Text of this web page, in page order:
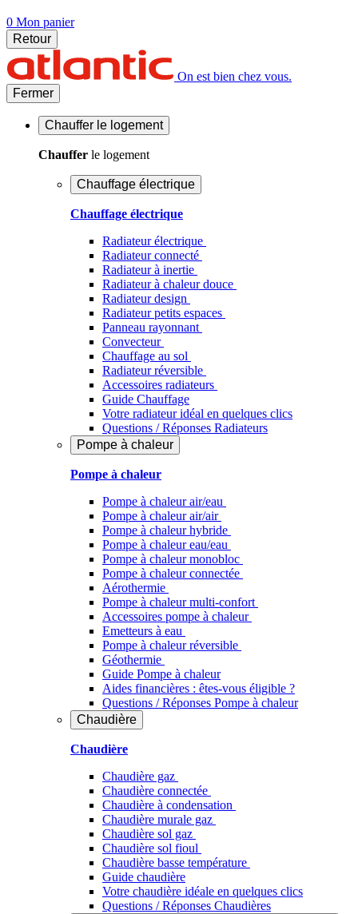
0 Mon panier
Retour
On est bien chez vous.
Fermer
Chauffer le logement
Chauffer le logement
Chauffage électrique
Chauffage électrique
Radiateur électrique
Radiateur connecté
Radiateur à inertie
Radiateur à chaleur douce
Radiateur design
Radiateur petits espaces
Panneau rayonnant
Convecteur
Chauffage au sol
Radiateur réversible
Accessoires radiateurs
Guide Chauffage
Votre radiateur idéal en quelques clics
Questions / Réponses Radiateurs
Pompe à chaleur
Pompe à chaleur
Pompe à chaleur air/eau
Pompe à chaleur air/air
Pompe à chaleur hybride
Pompe à chaleur​ eau/eau
Pompe à chaleur monobloc
Pompe à chaleur connectée
Aérothermie
Pompe à chaleur multi-confort
Accessoires pompe à chaleur
Emetteurs à eau
Pompe à chaleur réversible
Géothermie
Guide Pompe à chaleur
Aides financières : êtes-vous éligible ?
Questions / Réponses Pompe à chaleur
Chaudière
Chaudière
Chaudière gaz
Chaudière connectée
Chaudière à condensation
Chaudière murale gaz
Chaudière sol gaz
Chaudière sol fioul
Chaudière basse température
Guide chaudière
Votre chaudière idéale en quelques clics
Questions / Réponses Chaudières